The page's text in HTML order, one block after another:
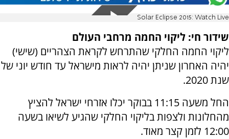
Solar Eclipse 2015: Watch Live
שידור חי: ליקוי החמה מרחבי העולם
ליקוי החמה החלקי שהתרחש לקראת הצהריים (שישי)
יהיה האחרון שניתן יהיה לראות מישראל עד חודש יוני של
שנת 2020.
החל משעה 11:15 בבוקר יכלו אזרחי ישראל להציץ
מהחלונות ולצפות בליקוי החלקי שהגיע לשיאו בשעה
12:00 לזמן קצר מאוד.